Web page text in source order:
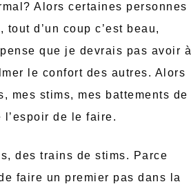
Alors certaines personnes
d’un coup c’est beau,
que je devrais pas avoir à
le confort des autres. Alors
mes stims, mes battements de
de le faire.
des trains de stims. Parce
faire un premier pas dans la